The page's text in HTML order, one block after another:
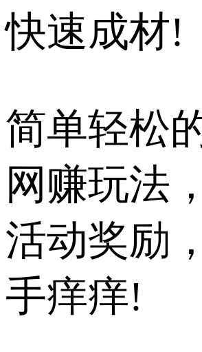
快速成材!
简单轻松
网赚玩法
活动奖励
手痒痒!